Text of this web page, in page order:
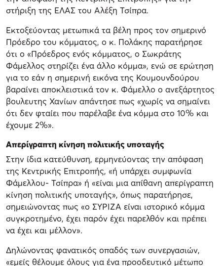
στήριξη της ΕΛΑΣ του Αλέξη Τσίπρα.
Εκτοξεύοντας μετωπικά τα βέλη προς τον σημερινό
Πρόεδρο του κόμματος, ο κ. Πολάκης παρατήρησε
ότι ο «Πρόεδρος ενός κόμματος, ο Σωκράτης
Φάμελλος στηρίζει ένα άλλο κόμμα», ενώ σε ερώτηση
για το εάν η σημερινή εικόνα της Κουμουνδούρου
βαραίνει αποκλειστικά τον κ. Φάμελλο ο ανεξάρτητος
βουλευτης Χανίων απάντησε πως «χωρίς να σημαίνει
ότι δεν φταίει που παρέλαβε ένα κόμμα στο 10% και
έχουμε 2%».
Απερίγραπτη κίνηση πολιτικής υποταγής
Στην ίδια κατεύθυνση, ερμηνεύοντας την απόφαση
της Κεντρικής Επιτροπής, «ή υπάρχει συμφωνία
Φάμελλου- Τσίπρα» ή «είναι μια απίθανη απερίγραπτη
κίνηση πολιτικής υποταγής», όπως παρατήρησε,
σημειώνοντας πως «ο ΣΥΡΙΖΑ είναι ιστορικό κόμμα
συγκροτημένο, έχει παρόν έχει παρελθόν και πρέπει
να έχει και μέλλον».
Δηλώνοντας φανατικός οπαδός των συνεργασιών,
«εμείς θέλουμε όλους για ένα προοδευτικό μέτωπο